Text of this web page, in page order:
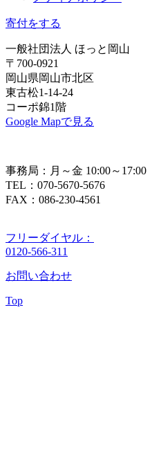
寄付をする
一般社団法人 ほっと岡山
〒700-0921
岡山県岡山市北区
東古松1-14-24
コーポ錦1階
Google Mapで見る
事務局：月～金 10:00～17:00
TEL：070-5670-5676
FAX：086-230-4561
フリーダイヤル：
0120-566-311
お問い合わせ
Top